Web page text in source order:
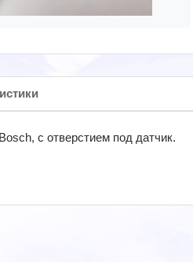
с отверстием под датчик.